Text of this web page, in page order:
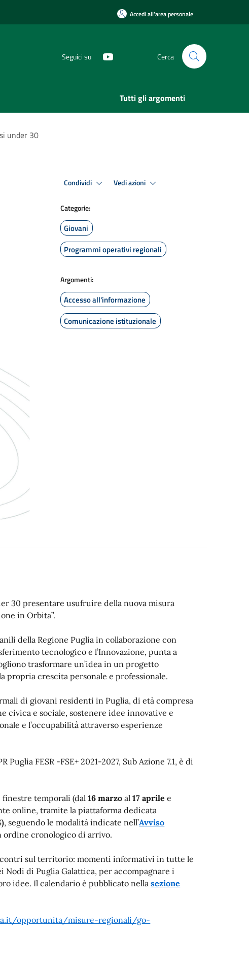
Accedi all'area personale
Seguici su Cerca
Tutti gli argomenti
under 30
Condividi Vedi azioni
Categorie:
Giovani
Programmi operativi regionali
Argomenti:
Accesso all'informazione
Comunicazione istituzionale
30 presentare usufruire della nuova misura
in Orbita”.
della Regione Puglia in collaborazione con
tecnologico e l’Innovazione, punta a
trasformare un’idea in un progetto
crescita personale e professionale.
di giovani residenti in Puglia, di età compresa
civica e sociale, sostenere idee innovative e
e l’occupabilità attraverso esperienze
FESR -FSE+ 2021-2027, Sub Azione 7.1, è di
finestre temporali (dal16 marzo al17 aprile e
online, tramite la piattaforma dedicata
), seguendo le modalità indicate nell’Avviso
ordine cronologico di arrivo.
sul territorio: momenti informativi in tutte le
di Puglia Galattica, per accompagnare i
idee. Il calendario è pubblicato nellasezione
opportunita/misure-regionali/go-